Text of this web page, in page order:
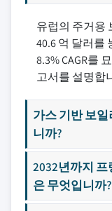
유럽의 주거용
40.6 억 달러를
8.3% CAGR를
고서를 설명합
가스 기반 보
니까?
2032년까지
은 무엇입니까?